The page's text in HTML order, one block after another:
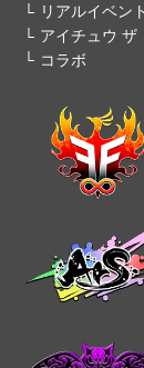
リアルイベント
アイチュウ ザ
コラボ